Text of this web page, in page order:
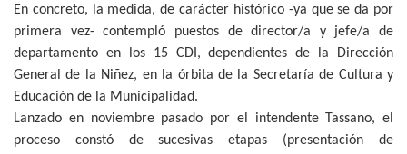
En concreto, la medida, de carácter histórico -ya que se da por
primera vez- contempló puestos de director/a y jefe/a de
departamento en los 15 CDI, dependientes de la Dirección
General de la Niñez, en la órbita de la Secretaría de Cultura y
Educación de la Municipalidad.
Lanzado en noviembre pasado por el intendente Tassano, el
proceso constó de sucesivas etapas (presentación de